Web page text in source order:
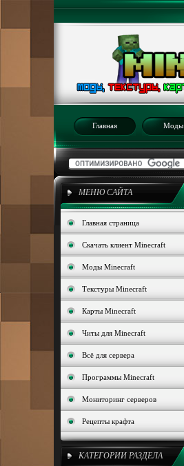
Главная Моды
МЕНЮ САЙТА
Главная страница
Скачать клиент Minecraft
Моды Minecraft
Текстуры Minecraft
Карты Minecraft
Читы для Minecraft
Всё для сервера
Программы Minecraft
Мониторинг серверов
Рецепты крафта
КАТЕГОРИИ РАЗДЕЛА